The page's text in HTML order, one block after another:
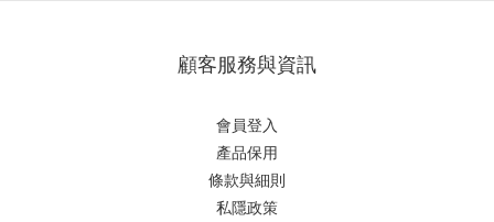
顧客服務與資訊
會員登入
產品保用
條款與細則
私隱政策